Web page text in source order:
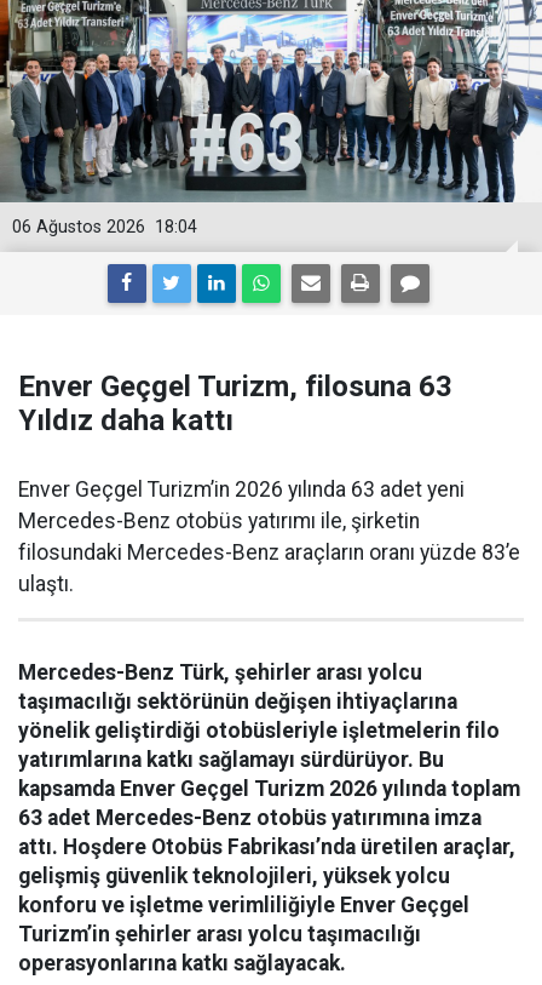
18:04
06 Ağustos 2026
Enver Geçgel Turizm, filosuna 63
Yıldız daha kattı
Enver Geçgel Turizm’in 2026 yılında 63 adet yeni
Mercedes-Benz otobüs yatırımı ile, şirketin
filosundaki Mercedes-Benz araçların oranı yüzde 83’e
ulaştı.
Mercedes-Benz Türk, şehirler arası yolcu
taşımacılığı sektörünün değişen ihtiyaçlarına
yönelik geliştirdiği otobüsleriyle işletmelerin filo
yatırımlarına katkı sağlamayı sürdürüyor. Bu
kapsamda Enver Geçgel Turizm 2026 yılında toplam
63 adet Mercedes-Benz otobüs yatırımına imza
attı. Hoşdere Otobüs Fabrikası’nda üretilen araçlar,
gelişmiş güvenlik teknolojileri, yüksek yolcu
konforu ve işletme verimliliğiyle Enver Geçgel
Turizm’in şehirler arası yolcu taşımacılığı
operasyonlarına katkı sağlayacak.